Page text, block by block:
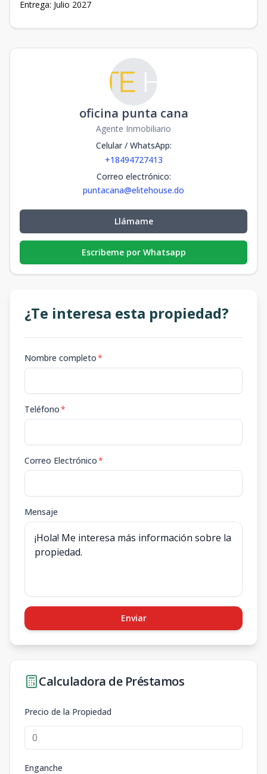
Entrega: Julio 2027
oficina punta cana
Agente Inmobiliario
Celular / WhatsApp:
+18494727413
Correo electrónico:
puntacana@elitehouse.do
Llámame
Escribeme por Whatsapp
¿Te interesa esta propiedad?
Nombre completo*
Teléfono*
Correo Electrónico*
Mensaje
Enviar
Calculadora de Préstamos
Precio de la Propiedad
Enganche